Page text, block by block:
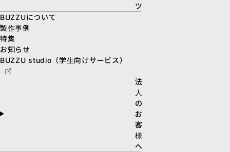
ツ
BUZZUについて
製作事例
特集
お知らせ
BUZZU studio（学生向けサービス）
法
人
の
お
客
様
へ